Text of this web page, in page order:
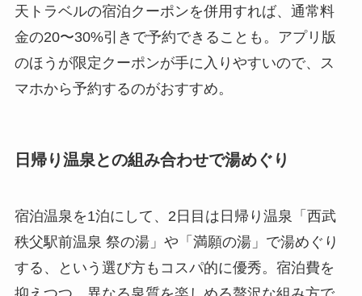
天トラベルの宿泊クーポンを併用すれば、通常料
金の20〜30%引きで予約できることも。アプリ版
のほうが限定クーポンが手に入りやすいので、ス
マホから予約するのがおすすめ。
日帰り温泉との組み合わせで湯めぐり
宿泊温泉を1泊にして、2日目は日帰り温泉「西武
秩父駅前温泉 祭の湯」や「満願の湯」で湯めぐり
する、という選び方もコスパ的に優秀。宿泊費を